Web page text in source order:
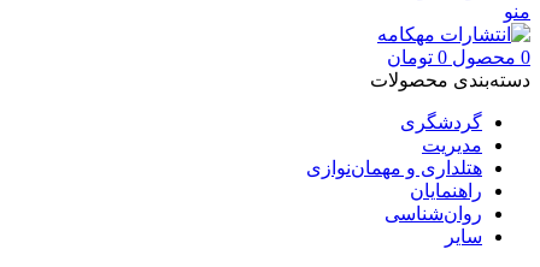
منو
0 محصول 0 تومان
دسته‌بندی محصولات
گردشگری
مدیریت
هتلداری و مهمان‌نوازی
راهنمایان
روان‌شناسی
سایر